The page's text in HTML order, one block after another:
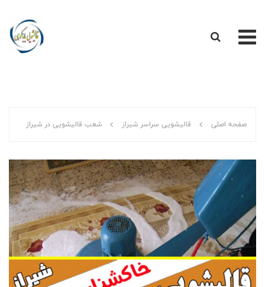
ارتباط با ما
قالیشویی و مبل شویی شیراز
قالیشویی سراسر شیراز
مبل شویی سراسر شیراز
صفحه اصلی قالیشویی سراسر شیراز شعب قالیشویی در شیراز